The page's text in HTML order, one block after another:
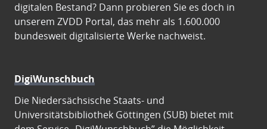
digitalen Bestand? Dann probieren Sie es doch in
unserem ZVDD Portal, das mehr als 1.600.000
bundesweit digitalisierte Werke nachweist.
DigiWunschbuch
Die Niedersächsische Staats- und
Universitätsbibliothek Göttingen (SUB) bietet mit